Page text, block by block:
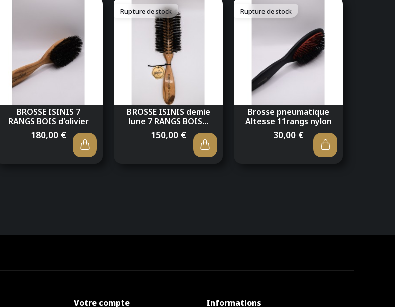
BROSSE ISINIS 7
RANGS BOIS d'olivier
180,00 €
BROSSE ISINIS demie
lune 7 RANGS BOIS...
150,00 €
Rupture de stock
Brosse pneumatique
Altesse 11rangs nylon
30,00 €
Rupture de stock
Votre compte Informations